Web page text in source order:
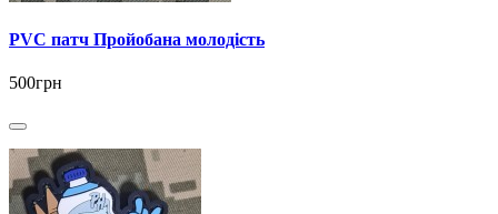
PVC патч Пройобана молодість
500грн